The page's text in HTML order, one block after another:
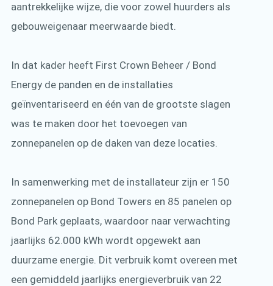
aantrekkelijke wijze, die voor zowel huurders als
gebouweigenaar meerwaarde biedt.
In dat kader heeft First Crown Beheer / Bond
Energy de panden en de installaties
geïnventariseerd en één van de grootste slagen
was te maken door het toevoegen van
zonnepanelen op de daken van deze locaties.
In samenwerking met de installateur zijn er 150
zonnepanelen op Bond Towers en 85 panelen op
Bond Park geplaats, waardoor naar verwachting
jaarlijks 62.000 kWh wordt opgewekt aan
duurzame energie. Dit verbruik komt overeen met
een gemiddeld jaarlijks energieverbruik van 22